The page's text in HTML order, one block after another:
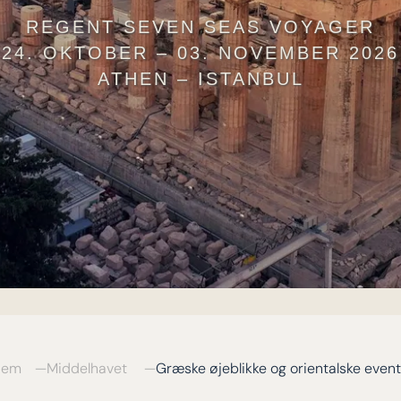
REGENT SEVEN SEAS VOYAGER
24. OKTOBER – 03. NOVEMBER 2026
ATHEN – ISTANBUL
Middelhavet Græske øjeblikke og orientalske